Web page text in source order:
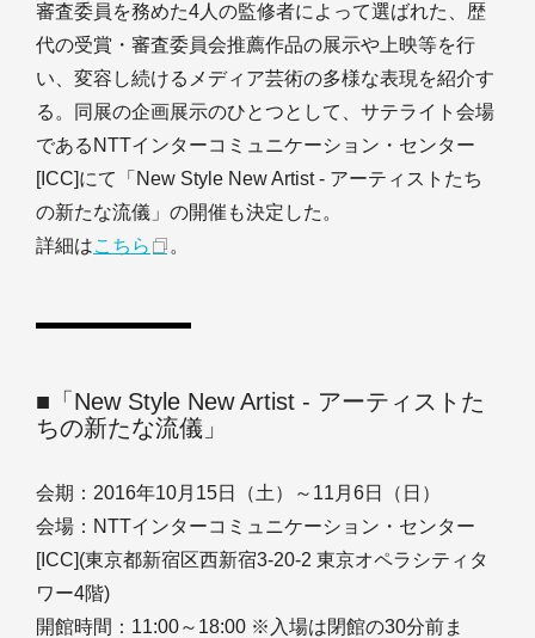
審査委員を務めた4人の監修者によって選ばれた、歴
代の受賞・審査委員会推薦作品の展示や上映等を行
い、変容し続けるメディア芸術の多様な表現を紹介す
る。同展の企画展示のひとつとして、サテライト会場
であるNTTインターコミュニケーション・センター
[ICC]にて「New Style New Artist - アーティストたち
の新たな流儀」の開催も決定した。
詳細はこちら 。
■「New Style New Artist - アーティストた
ちの新たな流儀」
会期：2016年10月15日（土）～11月6日（日）
会場：NTTインターコミュニケーション・センター
[ICC](東京都新宿区西新宿3-20-2 東京オペラシティタ
ワー4階)
開館時間：11:00～18:00 ※入場は閉館の30分前ま